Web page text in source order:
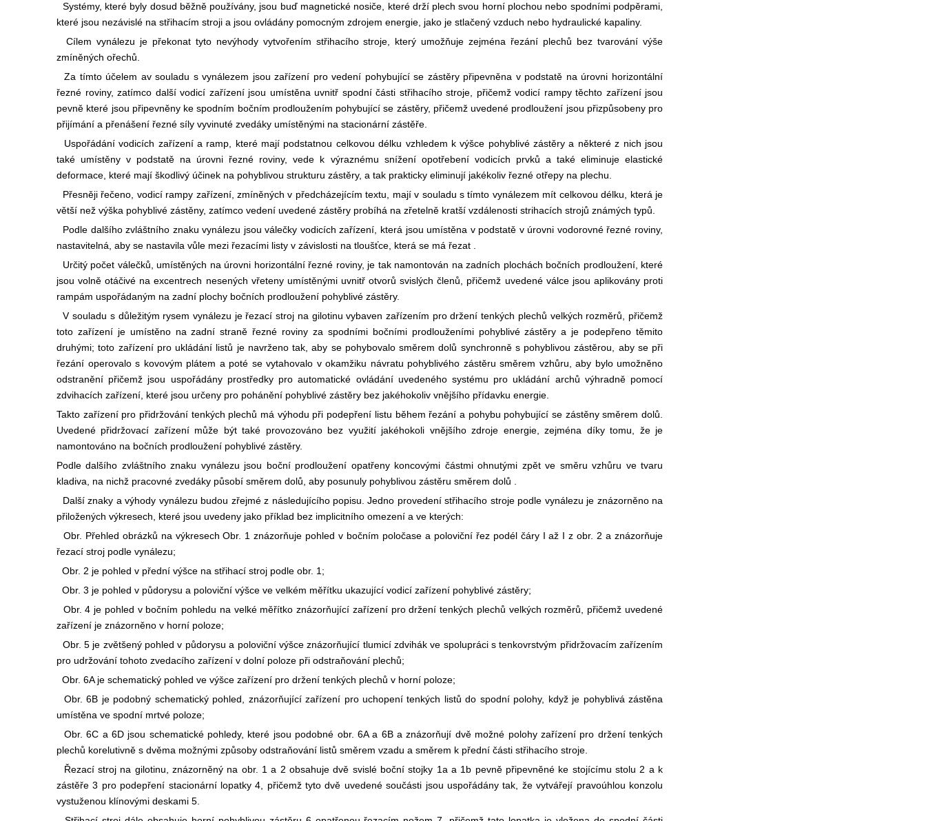
Systémy, které byly dosud běžně používány, jsou buď magnetické nosiče, které drží plech svou horní plochou nebo spodními podpěrami,
které jsou nezávislé na střihacím stroji a jsou ovládány pomocným zdrojem energie, jako je stlačený vzduch nebo hydraulické kapaliny.
Cílem vynálezu je překonat tyto nevýhody vytvořením střihacího stroje, který umožňuje zejména řezání plechů bez tvarování výše
zmíněných ořechů.
Za tímto účelem av souladu s vynálezem jsou zařízení pro vedení pohybující se zástěry připevněna v podstatě na úrovni horizontální
řezné roviny, zatímco další vodicí zařízení jsou umístěna uvnitř spodní části střihacího stroje, přičemž vodicí rampy těchto zařízení jsou
pevně které jsou připevněny ke spodním bočním prodloužením pohybující se zástěry, přičemž uvedené prodloužení jsou přizpůsobeny pro
přijímání a přenášení řezné síly vyvinuté zvedáky umístěnými na stacionární zástěře.
Uspořádání vodicích zařízení a ramp, které mají podstatnou celkovou délku vzhledem k výšce pohyblivé zástěry a některé z nich jsou
také umístěny v podstatě na úrovni řezné roviny, vede k výraznému snížení opotřebení vodicích prvků a také eliminuje elastické
deformace, které mají škodlivý účinek na pohyblivou strukturu zástěry, a tak prakticky eliminují jakékoliv řezné otřepy na plechu.
Přesněji řečeno, vodicí rampy zařízení, zmíněných v předcházejícím textu, mají v souladu s tímto vynálezem mít celkovou délku, která je
větší než výška pohyblivé zástěny, zatímco vedení uvedené zástěry probíhá na zřetelně kratší vzdálenosti strihacích strojů známých typů.
Podle dalšího zvláštního znaku vynálezu jsou válečky vodicích zařízení, která jsou umístěna v podstatě v úrovni vodorovné řezné roviny,
nastavitelná, aby se nastavila vůle mezi řezacími listy v závislosti na tloušťce, která se má řezat .
Určitý počet válečků, umístěných na úrovni horizontální řezné roviny, je tak namontován na zadních plochách bočních prodloužení, které
jsou volně otáčivé na excentrech nesených vřeteny umístěnými uvnitř otvorů svislých členů, přičemž uvedené válce jsou aplikovány proti
rampám uspořádaným na zadní plochy bočních prodloužení pohyblivé zástěry.
V souladu s důležitým rysem vynálezu je řezací stroj na gilotinu vybaven zařízením pro držení tenkých plechů velkých rozměrů, přičemž
toto zařízení je umístěno na zadní straně řezné roviny za spodními bočními prodlouženími pohyblivé zástěry a je podepřeno těmito
druhými; toto zařízení pro ukládání listů je navrženo tak, aby se pohybovalo směrem dolů synchronně s pohyblivou zástěrou, aby se při
řezání operovalo s kovovým plátem a poté se vytahovalo v okamžiku návratu pohyblivého zástěru směrem vzhůru, aby bylo umožněno
odstranění přičemž jsou uspořádány prostředky pro automatické ovládání uvedeného systému pro ukládání archů výhradně pomocí
zdvihacích zařízení, které jsou určeny pro pohánění pohyblivé zástěry bez jakéhokoliv vnějšího přídavku energie.
Takto zařízení pro přidržování tenkých plechů má výhodu při podepření listu během řezání a pohybu pohybující se zástěny směrem dolů.
Uvedené přidržovací zařízení může být také provozováno bez využití jakéhokoli vnějšího zdroje energie, zejména díky tomu, že je
namontováno na bočních prodloužení pohyblivé zástěry.
Podle dalšího zvláštního znaku vynálezu jsou boční prodloužení opatřeny koncovými částmi ohnutými zpět ve směru vzhůru ve tvaru
kladiva, na nichž pracovné zvedáky působí směrem dolů, aby posunuly pohyblivou zástěru směrem dolů .
Další znaky a výhody vynálezu budou zřejmé z následujícího popisu. Jedno provedení střihacího stroje podle vynálezu je znázorněno na
přiložených výkresech, které jsou uvedeny jako příklad bez implicitního omezení a ve kterých:
Obr. Přehled obrázků na výkresech Obr. 1 znázorňuje pohled v bočním poločase a poloviční řez podél čáry I až I z obr. 2 a znázorňuje
řezací stroj podle vynálezu;
Obr. 2 je pohled v přední výšce na střihací stroj podle obr. 1;
Obr. 3 je pohled v půdorysu a poloviční výšce ve velkém měřítku ukazující vodicí zařízení pohyblivé zástěry;
Obr. 4 je pohled v bočním pohledu na velké měřítko znázorňující zařízení pro držení tenkých plechů velkých rozměrů, přičemž uvedené
zařízení je znázorněno v horní poloze;
Obr. 5 je zvětšený pohled v půdorysu a poloviční výšce znázorňující tlumicí zdvihák ve spolupráci s tenkovrstvým přidržovacím zařízením
pro udržování tohoto zvedacího zařízení v dolní poloze při odstraňování plechů;
Obr. 6A je schematický pohled ve výšce zařízení pro držení tenkých plechů v horní poloze;
Obr. 6B je podobný schematický pohled, znázorňující zařízení pro uchopení tenkých listů do spodní polohy, když je pohyblivá zástěna
umístěna ve spodní mrtvé poloze;
Obr. 6C a 6D jsou schematické pohledy, které jsou podobné obr. 6A a 6B a znázorňují dvě možné polohy zařízení pro držení tenkých
plechů korelutivně s dvěma možnými způsoby odstraňování listů směrem vzadu a směrem k přední části střihacího stroje.
Řezací stroj na gilotinu, znázorněný na obr. 1 a 2 obsahuje dvě svislé boční stojky 1a a 1b pevně připevněné ke stojícímu stolu 2 a k
zástěře 3 pro podepření stacionární lopatky 4, přičemž tyto dvě uvedené součásti jsou uspořádány tak, že vytvářejí pravoúhlou konzolu
vystuženou klínovými deskami 5.